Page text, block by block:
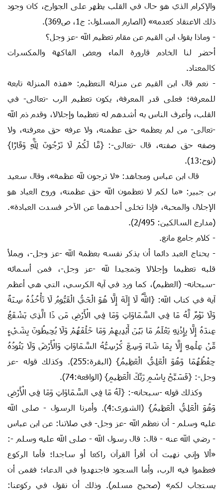
والإكرام الذي هو حال في القلب يظهر على الجوارح، كان وجود
ذلك الاعتقاد كعدمه» (الصارم المسلول: ج1، ص369).
- وماذا يقول ابن القيم عن مقام تعظيم الله -عز وجل؟
أحضر لنا الخادم قارورة الماء وبعض الفاكهة والمكسرات
كالمعتاد.
- نعم قال ابن القيم عن منزلة التعظيم: «هذه المنزلة تابعة
للمعرفة؛ فعلى قدر المعرفة، يكون تعظيم الرب -تعالى- في
القلب، وأعرف الناس به أشدهم له تعظيما وإجلالا، وقدم ذم الله
-تعالى- من لم يعظمه حق عظمته، ولا عرفه حق معرفته، ولا
وصفه حق صفته، قال -تعالى-: {مَّا لَكُمْ لَا تَرْجُونَ لِلَّهِ وَقَارًا}
(نوح:13).
قال ابن عباس ومجاهد: «لا ترجون لله عظمة»، وقال سعيد
بن جبير: «ما لكم لا تعظمون الله حق عظمته، وروح العباد هو
الإجلال والمحبة، فإذا تخلى أحدهما عن الآخر فسدت العبادة».
(مدارج السالكين: 2/495).
- كلام جامع مانع.
- يحتاج العبد دائما أن يذكر نفسه بعظمة الله -عز وجل-، ويملأ
قلبه تعظيما وإجلالا وتمجيدا لله -عز وجل-، فمن أسمائه
-سبحانه- (العظيم)، كما ورد في آية الكرسي، التي هي أعظم
آية في كتاب الله: {اللَّهُ لَا إِلَهَ إِلَّا هُوَ الْحَيُّ الْقَيُّومُ لَا تَأْخُذُهُ سِنَةٌ
وَلَا نَوْمٌ لَّهُ مَا فِي السَّمَاوَاتِ وَمَا فِي الْأَرْضِ مَن ذَا الَّذِي يَشْفَعُ
عِندَهُ إِلَّا بِإِذْنِهِ يَعْلَمُ مَا بَيْنَ أَيْدِيهِمْ وَمَا خَلْفَهُمْ وَلَا يُحِيطُونَ بِشَيْءٍ
مِّنْ عِلْمِهِ إِلَّا بِمَا شَاءَ وَسِعَ كُرْسِيُّهُ السَّمَاوَاتِ وَالْأَرْضَ وَلَا يَئُودُهُ
حِفْظُهُمَا وَهُوَ الْعَلِيُّ الْعَظِيمُ} (البقرة:255). وكذلك قوله -عز
وجل-: {فَسَبِّحْ بِاسْمِ رَبِّكَ الْعَظِيمِ} (الواقعة:74).
وكذلك قوله -سبحانه-: {لَهُ مَا فِي السَّمَاوَاتِ وَمَا فِي الْأَرْضِ
وَهُوَ الْعَلِيُّ الْعَظِيمُ} (الشورى:4). وأمرنا الرسول - صلى الله
عليه وسلم - أن نعظم الله -عز وجل- في صلاتنا: عن ابن عباس
- رضي الله عنه - قال: قال رسول الله - صلى الله عليه وسلم -:
«ألا وإني نهيت أن أقرأ القرآن راكعا أو ساجدا؛ فأما الركوع
فعظموا فيه الرب، وأما السجود فاجتهدوا في الدعاء؛ فقمن أن
يستجاب لكم» (صحيح مسلم). وذلك أن نقول في ركوعنا: